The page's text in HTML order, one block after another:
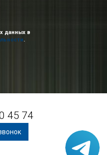
данных в
.
45 74